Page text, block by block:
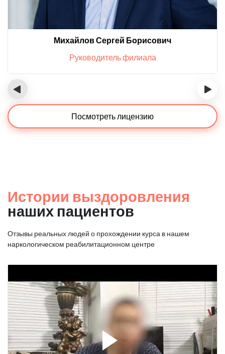
Михайлов Сергей Борисович
Руководитель филиала
‹ ›
Посмотреть лицензию
Истории выздоровления
наших пациентов
Отзывы реальных людей о прохождении курса в нашем
наркологическом реабилитационном центре